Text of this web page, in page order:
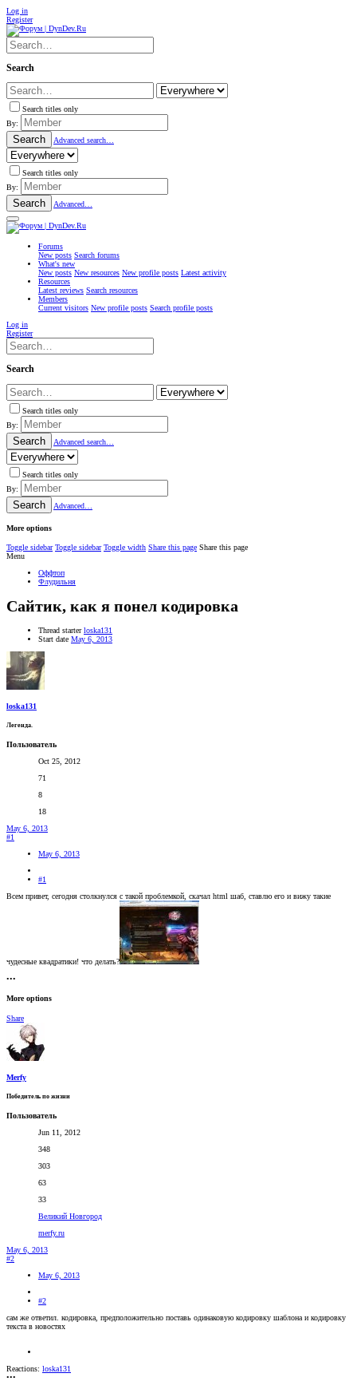
Log in
Register
Search
Search titles only
By:
Search Advanced search…
Search titles only
By:
Search Advanced…
Forums
New posts Search forums
What's new
New posts New resources New profile posts Latest activity
Resources
Latest reviews Search resources
Members
Current visitors New profile posts Search profile posts
Log in
Register
Search
Search titles only
By:
Search Advanced search…
Search titles only
By:
Search Advanced…
More options
Toggle sidebar Toggle sidebar Toggle width Share this page Share this page
Menu
Оффтоп
Флудильня
Сайтик, как я понел кодировка
Thread starter loska131
Start date May 6, 2013
loska131
Легенда.
Пользователь
Oct 25, 2012
71
8
18
May 6, 2013
#1
May 6, 2013
#1
Всем привет, сегодня столкнулся с такой проблемкой, скачал html шаб, ставлю его и вижу такие
чудесные квадратики! что делать?
•••
More options
Share
Merfy
Победитель по жизни
Пользователь
Jun 11, 2012
348
303
63
33
Великий Новгород
merfy.ru
May 6, 2013
#2
May 6, 2013
#2
сам же ответил. кодировка, предположительно поставь одинаковую кодировку шаблона и кодировку
текста в новостях
Reactions: loska131
•••